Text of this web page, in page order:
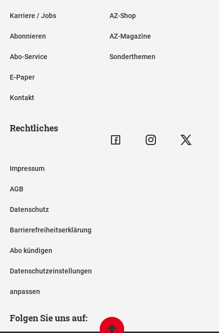
Karriere / Jobs
Abonnieren
Abo-Service
E-Paper
Kontakt
AZ-Shop
AZ-Magazine
Sonderthemen
Rechtliches
Impressum
AGB
Datenschutz
Barrierefreiheitserklärung
Abo kündigen
Datenschutzeinstellungen
anpassen
Folgen Sie uns auf: